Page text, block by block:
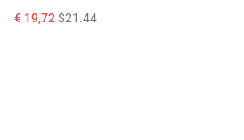
€ 19,72$21.44